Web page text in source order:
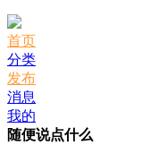
首页
分类
发布
消息
我的
随便说点什么